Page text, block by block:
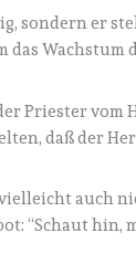
sondern er
Priester vom
daß der
vielleicht auch
“Schaut